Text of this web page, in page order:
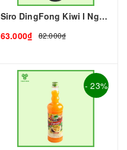
Siro DingFong Kiwi I Nguyên Liệu Pha Chế - Tobee Food
63.000₫
82.000₫
- 23%